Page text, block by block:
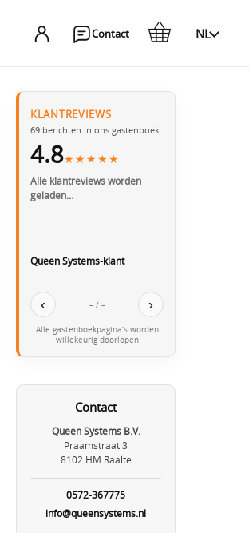
Contact NL
KLANTREVIEWS
69 berichten in ons gastenboek
4.8★★★★★
Alle klantreviews worden
geladen…
Queen Systems-klant
‹ – / – ›
Alle gastenboekpagina’s worden
willekeurig doorlopen
Contact
Queen Systems B.V.
Praamstraat 3
8102 HM Raalte
0572-367775
info@queensystems.nl